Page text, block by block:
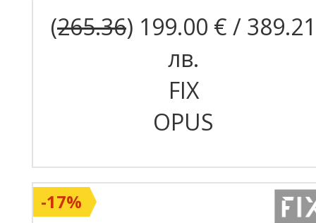
(265.36) 199.00 € / 389.21
лв.
FIX
OPUS
-17%